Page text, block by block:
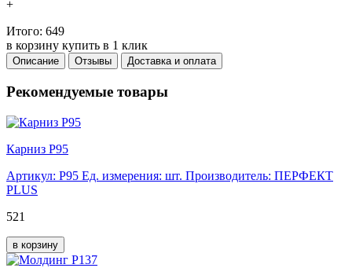
+
Итого: 649
в корзину купить в 1 клик
Описание Отзывы Доставка и оплата
Рекомендуемые товары
Карниз Р95
Артикул: Р95 Ед. измерения: шт. Производитель: ПЕРФЕКТ
PLUS
521
в корзину